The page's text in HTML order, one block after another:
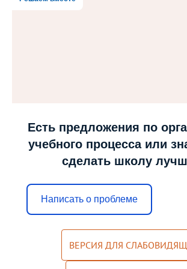
Центр цифрового образования
"ИнфинITи"
Есть предложения по
учебного процесса или
сделать школу
Написать о проблеме
ВЕРСИЯ ДЛЯ